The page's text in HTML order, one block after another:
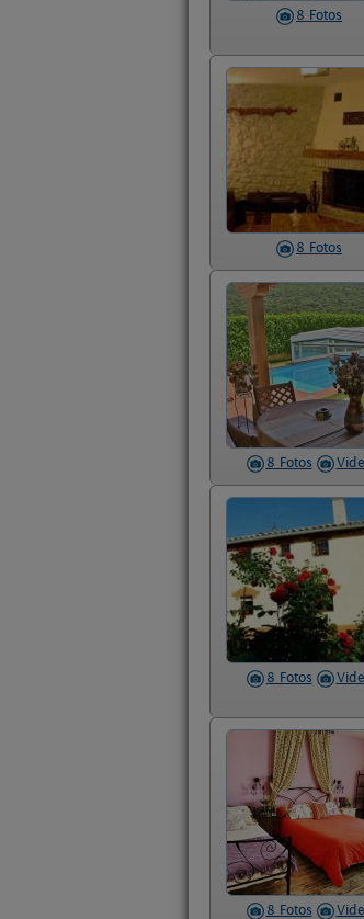
8 Fotos
8 Fotos
8 Fotos
8 Fotos
8 Fotos